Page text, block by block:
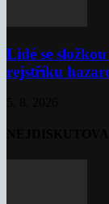
Lidé se
rejstříku